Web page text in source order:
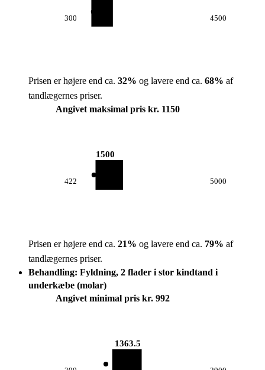
300 4500
Prisen er højere end ca. 32% og lavere end ca. 68% af
tandlægernes priser.
Angivet maksimal pris kr. 1150
422
1500
5000
Prisen er højere end ca. 21% og lavere end ca. 79% af
tandlægernes priser.
Behandling: Fyldning, 2 flader i stor kindtand i
underkæbe (molar)
Angivet minimal pris kr. 992
1363.5